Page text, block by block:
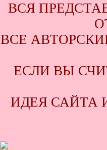
ВСЯ
ВСЕ
ЕСЛИ ВЫ
ИДЕЯ САЙТА